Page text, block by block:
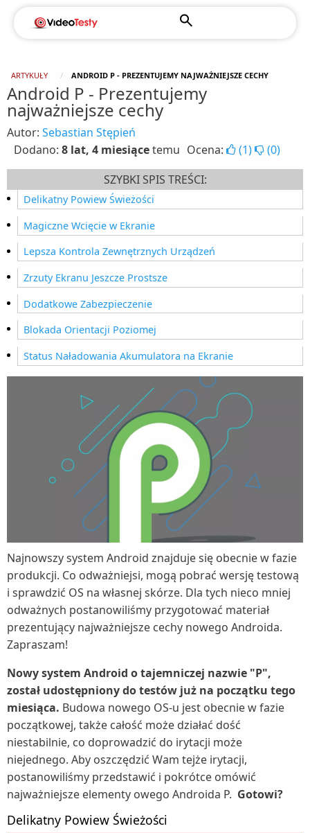
ARTYKUŁY ANDROID P - PREZENTUJEMY NAJWAŻNIEJSZE CECHY
Android P - Prezentujemy
najważniejsze cechy
Autor: Sebastian Stępień
Dodano: 8 lat, 4 miesiącetemu Ocena: (1) (0)
SZYBKI SPIS TREŚCI:
Delikatny Powiew Świeżości
Magiczne Wcięcie w Ekranie
Lepsza Kontrola Zewnętrznych Urządzeń
Zrzuty Ekranu Jeszcze Prostsze
Dodatkowe Zabezpieczenie
Blokada Orientacji Poziomej
Status Naładowania Akumulatora na Ekranie
Najnowszy system Android znajduje się obecnie w fazie
produkcji. Co odważniejsi, mogą pobrać wersję testową
i sprawdzić OS na własnej skórze. Dla tych nieco mniej
odważnych postanowiliśmy przygotować materiał
prezentujący najważniejsze cechy nowego Androida.
Zapraszam!
Nowy system Android o tajemniczej nazwie "P",
został udostępniony do testów już na początku tego
miesiąca. Budowa nowego OS-u jest obecnie w fazie
początkowej, także całość może działać dość
niestabilnie, co doprowadzić do irytacji może
niejednego. Aby oszczędzić Wam tejże irytacji,
postanowiliśmy przedstawić i pokrótce omówić
najważniejsze elementy owego Androida P. Gotowi?
Delikatny Powiew Świeżości